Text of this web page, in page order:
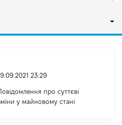
23:29
про суттєві
y майновому стані